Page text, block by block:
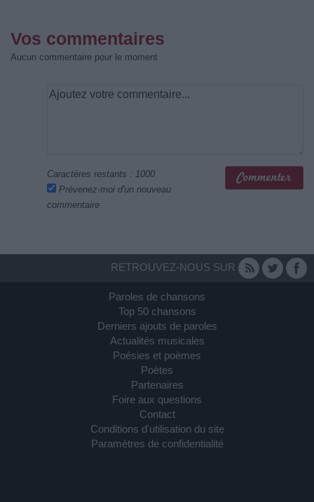
Vos commentaires
Aucun commentaire pour le moment
Caractères restants : 1000
Prévenez-moi d'un nouveau
commentaire
RETROUVEZ-NOUS SUR
Paroles de chansons
Top 50 chansons
Derniers ajouts de paroles
Actualités musicales
Poésies et poèmes
Poètes
Partenaires
Foire aux questions
Contact
Conditions d'utilisation du site
Paramètres de confidentialité